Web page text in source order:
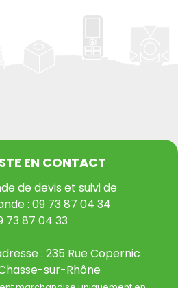
EN CONTACT
de devis et suivi de
: 09 73 87 04 34
73 87 04 33
: 235 Rue Copernic
sur-Rhône